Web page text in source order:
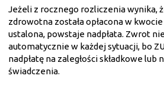
Jeżeli z rocznego rozliczenia wynika,
zdrowotna została opłacona w
ustalona, powstaje nadpłata. Zwrot
automatycznie w każdej sytuacji, bo
nadpłatę na zaległości składkowe
świadczenia.